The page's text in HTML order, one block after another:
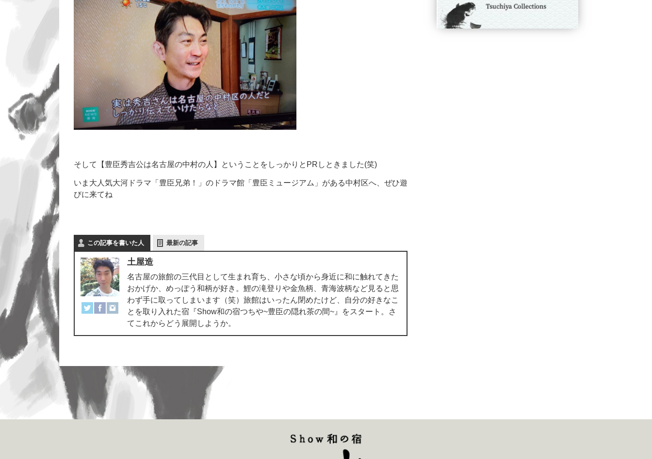
そして【豊臣秀吉公は名古屋の中村の人】ということをしっかりとPRしときました(笑)
いま大人気大河ドラマ「豊臣兄弟！」のドラマ館「豊臣ミュージアム」がある中村区へ、ぜひ遊
びに来てね
この記事を書いた人 最新の記事
土屋造
名古屋の旅館の三代目として生まれ育ち、小さな頃から身近に和に触れてきた
おかげか、めっぽう和柄が好き。鯉の滝登りや金魚柄、青海波柄など見ると思
わず手に取ってしまいます（笑）旅館はいったん閉めたけど、自分の好きなこ
とを取り入れた宿『Show和の宿つちや~豊臣の隠れ茶の間~』をスタート。さ
てこれからどう展開しようか。